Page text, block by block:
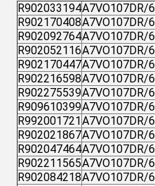
R902033194A7VO107DR/
R902170408A7VO107DR/
R902092764A7VO107DR/
R902052116A7VO107DR/
R902170447A7VO107DR/
R902216598A7VO107DR/
R902275539A7VO107DR/
R909610399A7VO107DR/
R992001721A7VO107DR/
R902021867A7VO107DR/
R902047464A7VO107DR/
R902211565A7VO107DR/
R902084218A7VO107DR/